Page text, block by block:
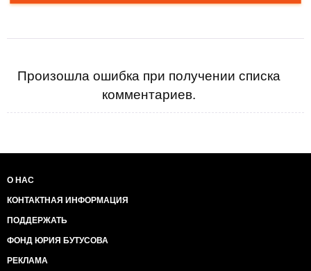
Произошла ошибка при получении списка
комментариев.
О НАС
КОНТАКТНАЯ ИНФОРМАЦИЯ
ПОДДЕРЖАТЬ
ФОНД ЮРИЯ БУТУСОВА
РЕКЛАМА